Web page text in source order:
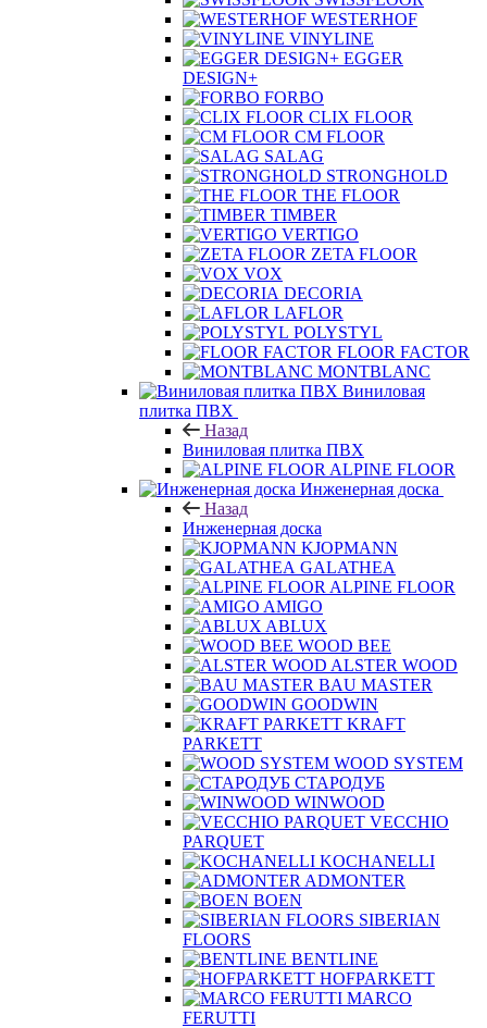
WESTERHOF
VINYLINE
EGGER
DESIGN+
FORBO
CLIX FLOOR
CM FLOOR
SALAG
STRONGHOLD
THE FLOOR
TIMBER
VERTIGO
ZETA FLOOR
VOX
DECORIA
LAFLOR
POLYSTYL
FLOOR FACTOR
MONTBLANC
Виниловая
плитка ПВХ
Назад
Виниловая плитка ПВХ
ALPINE FLOOR
Инженерная доска
Назад
Инженерная доска
KJOPMANN
GALATHEA
ALPINE FLOOR
AMIGO
ABLUX
WOOD BEE
ALSTER WOOD
BAU MASTER
GOODWIN
KRAFT
PARKETT
WOOD SYSTEM
СТАРОДУБ
WINWOOD
VECCHIO
PARQUET
KOCHANELLI
ADMONTER
BOEN
SIBERIAN
FLOORS
BENTLINE
HOFPARKETT
MARCO
FERUTTI